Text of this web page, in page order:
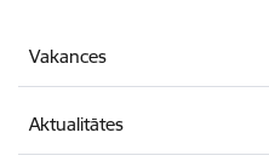
Vakances
Aktualitātes